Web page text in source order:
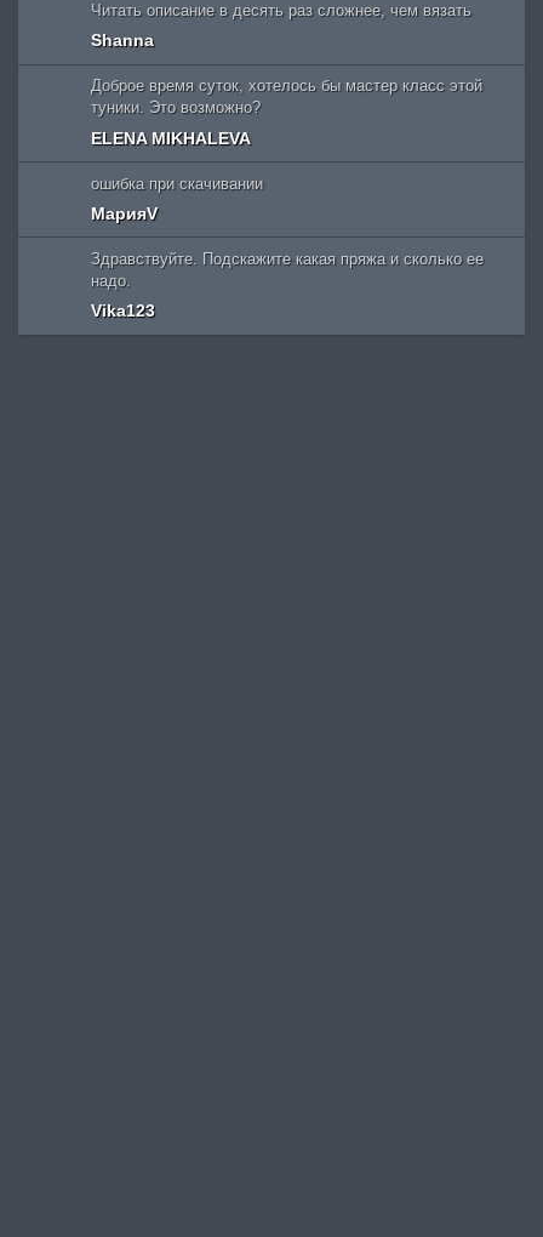
Читать описание в десять раз сложнее, чем вязать
Shanna
Доброе время суток, хотелось бы мастер класс этой
туники. Это возможно?
ELENA MIKHALEVA
ошибка при скачивании
МарияV
Здравствуйте. Подскажите какая пряжа и сколько ее
надо.
Vika123